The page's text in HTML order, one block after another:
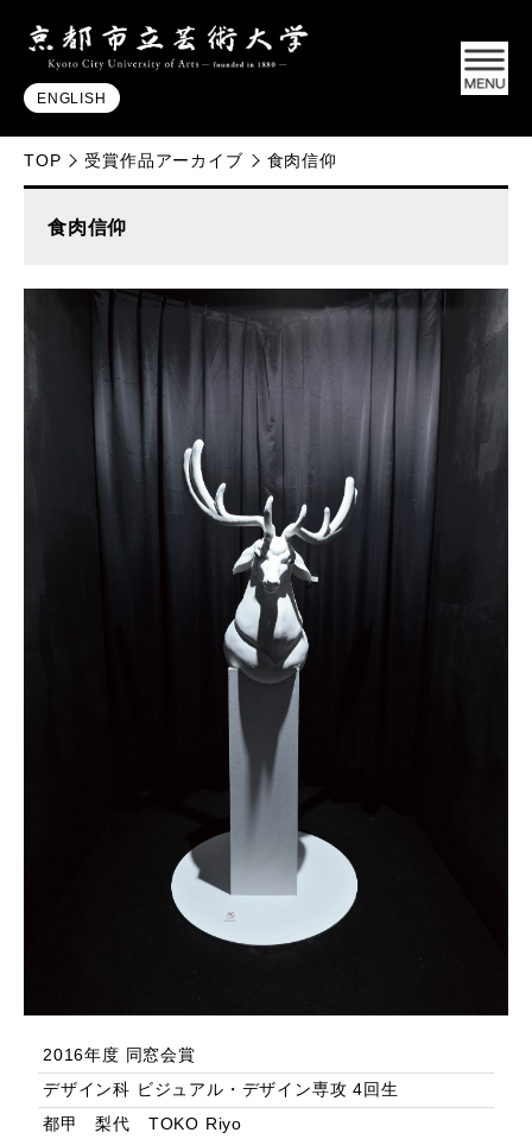
ENGLISH
TOP 受賞作品アーカイブ 食肉信仰
食肉信仰
2016年度 同窓会賞
デザイン科 ビジュアル・デザイン専攻 4回生
都甲 梨代 TOKO Riyo